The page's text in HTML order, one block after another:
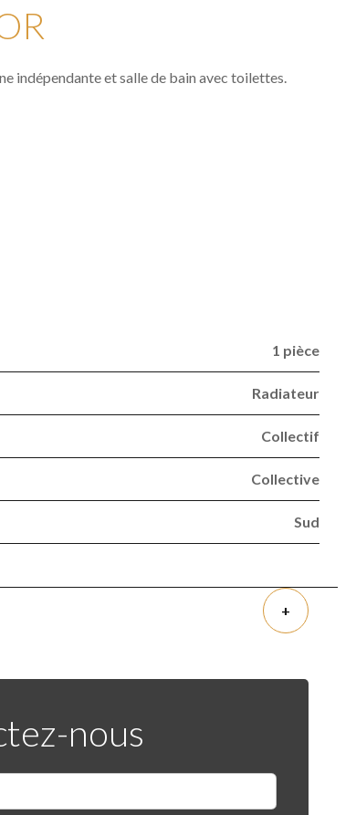
indépendante et salle de bain avec toilettes.
1 pièce
Radiateur
Collectif
Collective
Sud
+
nous